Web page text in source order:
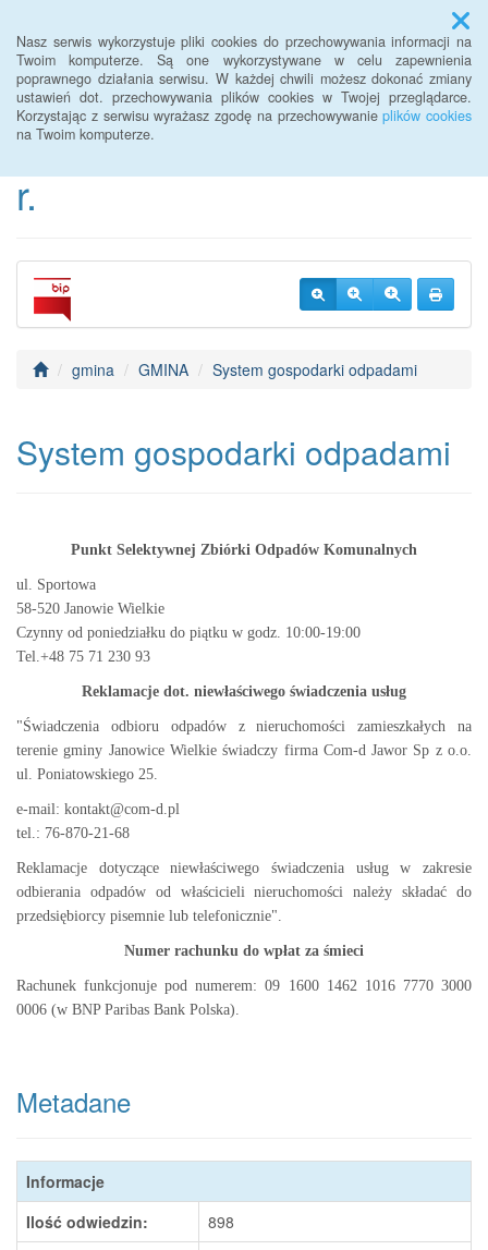
Nasz serwis wykorzystuje pliki cookies do przechowywania informacji na
Twoim komputerze. Są one wykorzystywane w celu zapewnienia
poprawnego działania serwisu. W każdej chwili możesz dokonać zmiany
ustawień dot. przechowywania plików cookies w Twojej przeglądarce.
Korzystając z serwisu wyrażasz zgodę na przechowywanieplików cookies
na Twoim komputerze.
Menu
BIP Urzędu Gminy
Janowice Wielkie od 2022
r.
gmina GMINA System gospodarki odpadami
System gospodarki odpadami
Punkt Selektywnej Zbiórki Odpadów Komunalnych
ul. Sportowa
58-520 Janowie Wielkie
Czynny od poniedziałku do piątku w godz. 10:00-19:00
Tel.+48 75 71 230 93
Reklamacje dot. niewłaściwego świadczenia usług
"Świadczenia odbioru odpadów z nieruchomości zamieszkałych na
terenie gminy Janowice Wielkie świadczy firma Com-d Jawor Sp z o.o.
ul. Poniatowskiego 25.
e-mail: kontakt@com-d.pl
tel.: 76-870-21-68
Reklamacje dotyczące niewłaściwego świadczenia usług w zakresie
odbierania odpadów od właścicieli nieruchomości należy składać do
przedsiębiorcy pisemnie lub telefonicznie".
Numer rachunku do wpłat za śmieci
Rachunek funkcjonuje pod numerem: 09 1600 1462 1016 7770 3000
0006 (w BNP Paribas Bank Polska).
Metadane
Informacje
Ilość odwiedzin:
898